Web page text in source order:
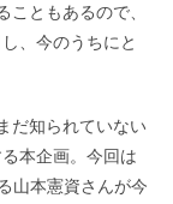
ともあるので、
、今のうちにと
だ知られていない
本企画。今回は
山本憲資さんが今